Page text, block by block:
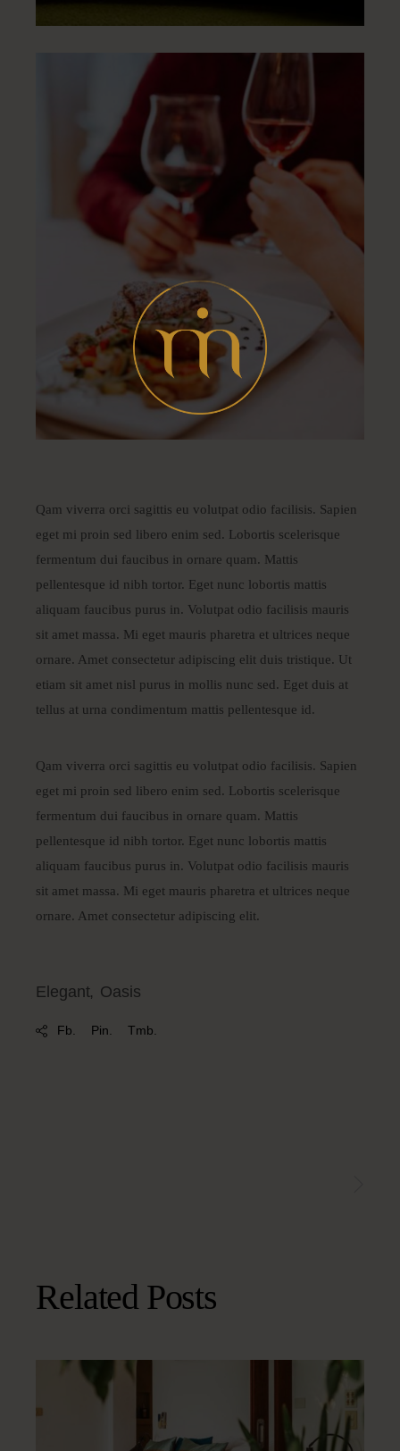
Qam viverra orci sagittis eu volutpat odio facilisis. Sapien
eget mi proin sed libero enim sed. Lobortis scelerisque
fermentum dui faucibus in ornare quam. Mattis
pellentesque id nibh tortor. Eget nunc lobortis mattis
aliquam faucibus purus in. Volutpat odio facilisis mauris
sit amet massa. Mi eget mauris pharetra et ultrices neque
ornare. Amet consectetur adipiscing elit duis tristique. Ut
etiam sit amet nisl purus in mollis nunc sed. Eget duis at
tellus at urna condimentum mattis pellentesque id.
Qam viverra orci sagittis eu volutpat odio facilisis. Sapien
eget mi proin sed libero enim sed. Lobortis scelerisque
fermentum dui faucibus in ornare quam. Mattis
pellentesque id nibh tortor. Eget nunc lobortis mattis
aliquam faucibus purus in. Volutpat odio facilisis mauris
sit amet massa. Mi eget mauris pharetra et ultrices neque
ornare. Amet consectetur adipiscing elit.
Elegant Oasis
Fb. Pin. Tmb.
Related Posts